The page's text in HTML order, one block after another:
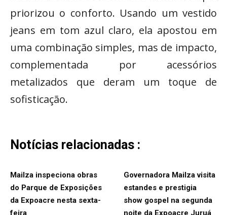
priorizou o conforto. Usando um vestido
jeans em tom azul claro, ela apostou em
uma combinação simples, mas de impacto,
complementada por acessórios
metalizados que deram um toque de
sofisticação.
Notícias relacionadas :
Mailza inspeciona obras
do Parque de Exposições
da Expoacre nesta sexta-
feira
Governadora Mailza visita
estandes e prestigia
show gospel na segunda
noite da Expoacre Juruá